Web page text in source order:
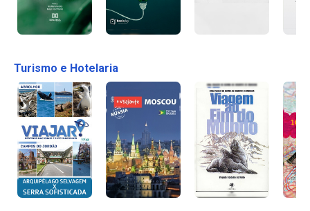
Turismo e Hotelaria